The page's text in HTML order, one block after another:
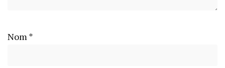
Nom *